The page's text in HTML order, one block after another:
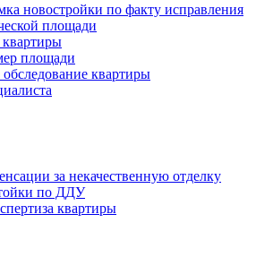
новостройки по факту исправления
площади
площади
квартиры
за некачественную отделку
по ДДУ
квартиры